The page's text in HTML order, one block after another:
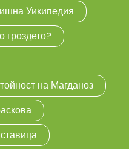
Уикипедия
гроздето?
на Магданоз